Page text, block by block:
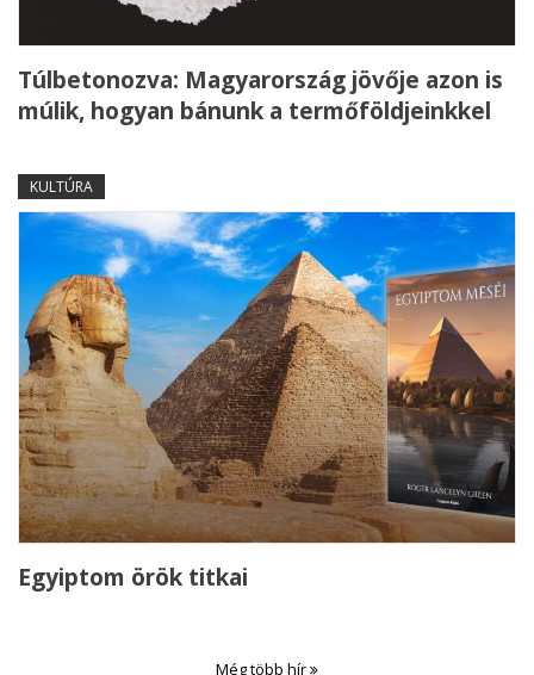
Túlbetonozva: Magyarország jövője azon is
múlik, hogyan bánunk a termőföldjeinkkel
KULTÚRA
Egyiptom örök titkai
Még több hír